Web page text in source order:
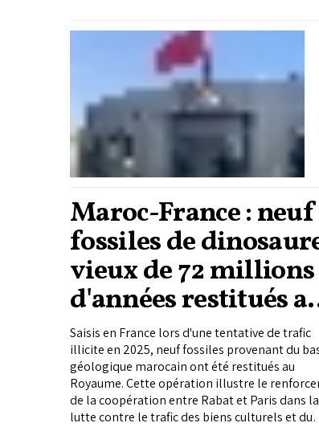
Maroc-France : neuf
fossiles de
vieux de 72 millions
d'années restitués
Royaume
Saisis en France lors d'une tentative de trafic
illicite en 2025, neuf fossiles provenant du
géologique marocain ont été restitués au
Royaume. Cette opération illustre le
de la coopération entre Rabat et Paris dans la
lutte contre le trafic des biens culturels et du